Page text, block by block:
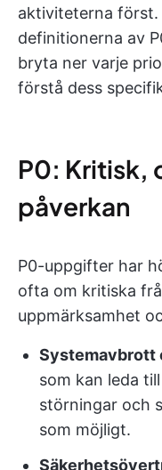
aktiviteterna
definitionerna av
bryta ner varje
förstå dess
P0: Kritisk,
påverkan
P0-uppgifter har
ofta om kritiska
uppmärksamhet
Systemavbrott
som kan leda
störningar och
som möjligt.